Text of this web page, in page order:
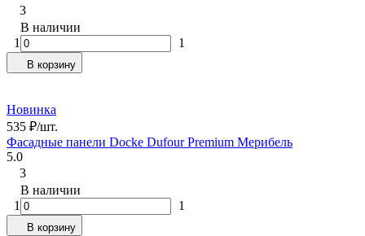
3
В наличии
1
1
В корзину
Новинка
535 ₽/шт.
Фасадные панели Docke Dufour Premium Мерибель
5.0
3
В наличии
1
1
В корзину